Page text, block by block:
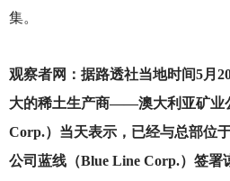
集。
观察者网：据路透社当地时间5月
大的稀土生产商——澳大利亚矿业
Corp.）当天表示，已经与总部位
公司蓝线（Blue Line Corp.）签署